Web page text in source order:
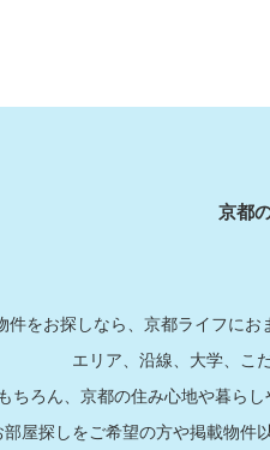
京都
件をお探しなら、京都ライフに
エリア、沿線、大学、こ
ちろん、京都の住み心地や暮ら
部屋探しをご希望の方や掲載物件